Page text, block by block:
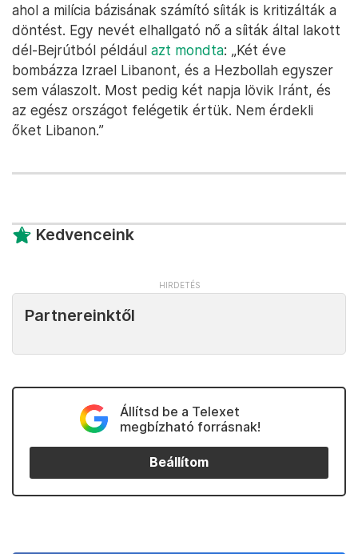
ahol a milícia bázisának számító síiták is kritizálták a
döntést. Egy nevét elhallgató nő a síiták által lakott
dél-Bejrútból például azt mondta: „Két éve
bombázza Izrael Libanont, és a Hezbollah egyszer
sem válaszolt. Most pedig két napja lövik Iránt, és
az egész országot felégetik értük. Nem érdekli
őket Libanon.”
Kedvenceink
Partnereinktől
Állítsd be a Telexet
megbízható forrásnak!
Beállítom